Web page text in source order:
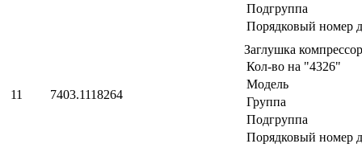
Подгруппа
Порядковый номер
11 7403.1118264
Заглушка
Кол-во на "4326"
Модель
Группа
Подгруппа
Порядковый номер